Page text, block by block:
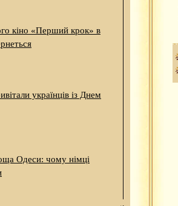
кіно «Перший крок» в
українців із Днем
Одеси: чому німці